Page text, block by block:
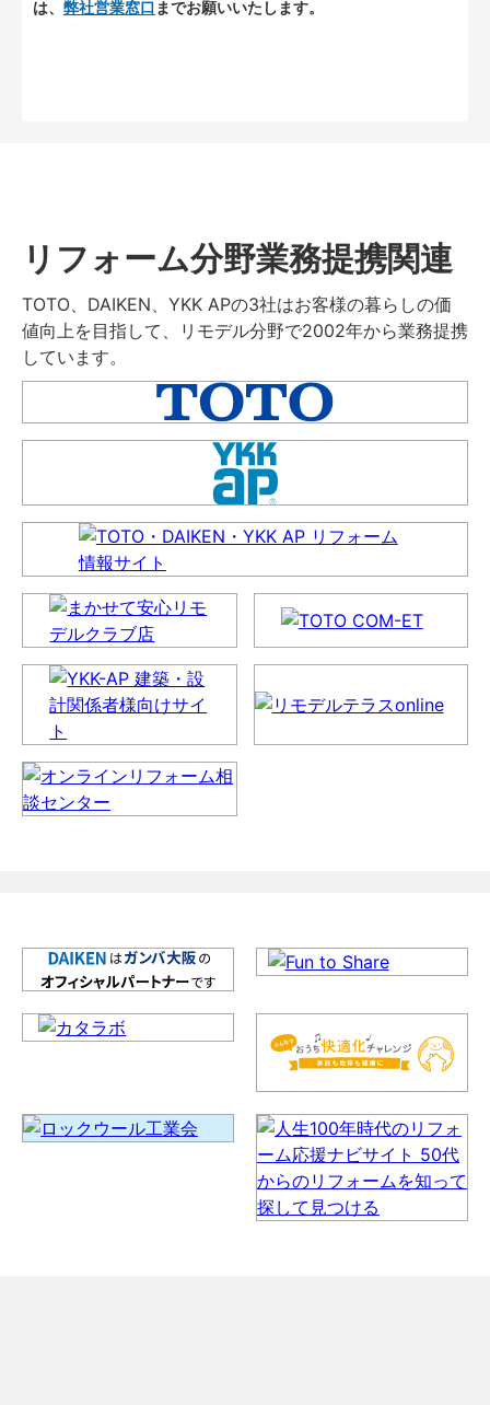
は、 弊社営業窓口 までお願いいたします。
リフォーム分野業務提携関連
TOTO、DAIKEN、YKK APの3社はお客様の暮らしの価
値向上を目指して、リモデル分野で2002年から業務提携
しています。